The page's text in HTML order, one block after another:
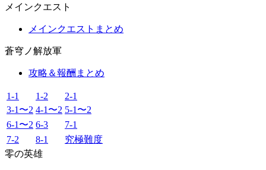
メインクエスト
メインクエストまとめ
蒼穹ノ解放軍
攻略＆報酬まとめ
1-1 1-2
2-1
3-1〜2 4-1〜2 5-1〜2
6-1〜2 6-3
7-1
7-2
8-1
究極難度
零の英雄